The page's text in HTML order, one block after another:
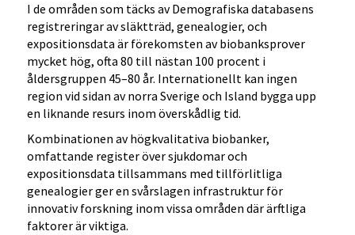
I de områden som täcks av Demografiska databasens
registreringar av släktträd, genealogier, och
expositionsdata är förekomsten av biobanksprover
mycket hög, ofta 80 till nästan 100 procent i
åldersgruppen 45–80 år. Internationellt kan ingen
region vid sidan av norra Sverige och Island bygga upp
en liknande resurs inom överskådlig tid.
Kombinationen av högkvalitativa biobanker,
omfattande register över sjukdomar och
expositionsdata tillsammans med tillförlitliga
genealogier ger en svårslagen infrastruktur för
innovativ forskning inom vissa områden där ärftliga
faktorer är viktiga.